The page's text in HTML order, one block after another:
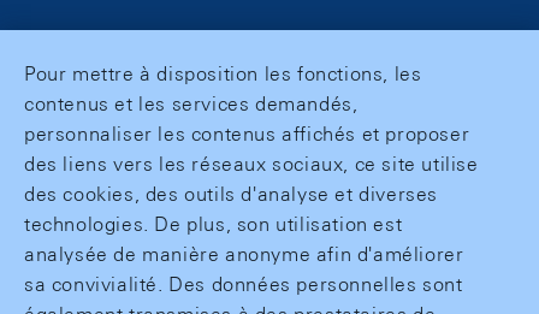
Pour mettre à disposition les fonctions, les
contenus et les services demandés,
personnaliser les contenus affichés et proposer
des liens vers les réseaux sociaux, ce site utilise
des cookies, des outils d'analyse et diverses
technologies. De plus, son utilisation est
analysée de manière anonyme afin d'améliorer
sa convivialité. Des données personnelles sont